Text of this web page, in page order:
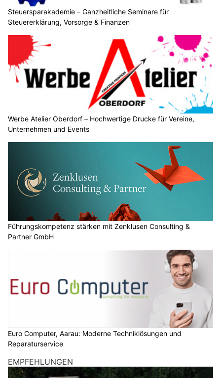
Steuersparakademie – Ganzheitliche Seminare für
Steuererklärung, Vorsorge & Finanzen
Werbe Atelier Oberdorf – Hochwertige Drucke für Vereine,
Unternehmen und Events
Führungskompetenz stärken mit Zenklusen Consulting &
Partner GmbH
Euro Computer, Aarau: Moderne Techniklösungen und
Reparaturservice
EMPFEHLUNGEN